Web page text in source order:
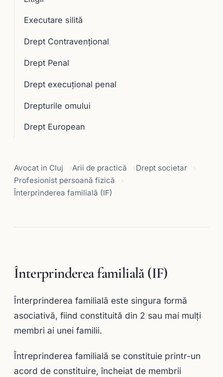
Executare silită
Drept Contravențional
Drept Penal
Drept execuţional penal
Drepturile omului
Drept European
Avocat in Cluj Arii de practică
Drept societar
Profesionist persoană fizică
Înterprinderea familială (IF)
Înterprinderea familială (IF)
Înterprinderea familială este singura formă
asociativă, fiind constituită din 2 sau mai mulţi
membri ai unei familii.
Întreprinderea familială se constituie printr-un
acord de constituire, încheiat de membrii